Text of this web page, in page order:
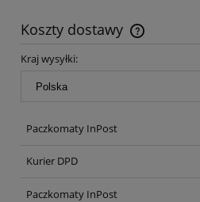
Koszty dostawy
Cena nie zawiera ewentualnych
Kraj wysyłki:
Paczkomaty InPost
Kurier DPD
Paczkomaty InPost